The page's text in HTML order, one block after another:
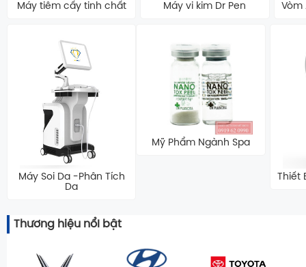
Máy tiêm cấy tinh chất Máy vi kim Dr Pen Vòm
Máy Soi Da -Phân Tích
Da
Mỹ Phẩm Ngành Spa
Thiết
Thương hiệu nổI bật